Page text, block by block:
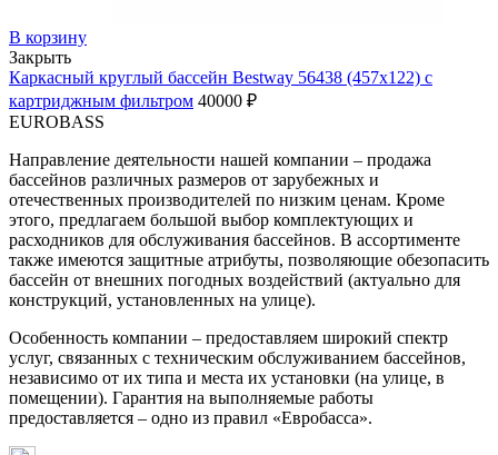
В корзину
Закрыть
Каркасный круглый бассейн Bestway 56438 (457х122) с
картриджным фильтром 40000 ₽
EUROBASS
Направление деятельности нашей компании – продажа
бассейнов различных размеров от зарубежных и
отечественных производителей по низким ценам. Кроме
этого, предлагаем большой выбор комплектующих и
расходников для обслуживания бассейнов. В ассортименте
также имеются защитные атрибуты, позволяющие обезопасить
бассейн от внешних погодных воздействий (актуально для
конструкций, установленных на улице).
Особенность компании – предоставляем широкий спектр
услуг, связанных с техническим обслуживанием бассейнов,
независимо от их типа и места их установки (на улице, в
помещении). Гарантия на выполняемые работы
предоставляется – одно из правил «Евробасса».